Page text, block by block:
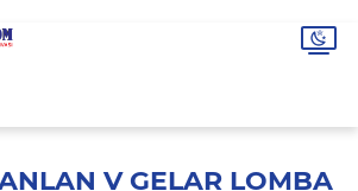
V GELAR LOMBA